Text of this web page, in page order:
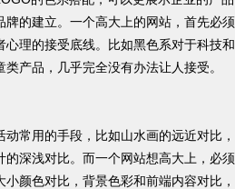
的建立。一个高大上的网站，首先必须
理的接受底线。比如黑色系对于科技和
产品，几乎完全没有办法让人接受。
常用的手段，比如山水画的远近对比，
的深浅对比。而一个网站想高大上，必须
颜色对比，背景色彩和前端内容对比，